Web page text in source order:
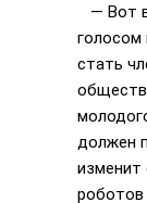
— Вот
голосом
стать
должен
изменит
роботов